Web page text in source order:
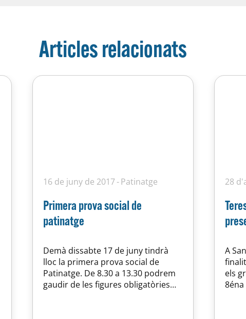
Articles relacionats
16 de juny de 2017 Patinatge
Primera prova social de
patinatge
Demà dissabte 17 de juny tindrà
lloc la primera prova social de
Patinatge. De 8.30 a 13.30 podrem
gaudir de les figures obligatòries
28
A
els